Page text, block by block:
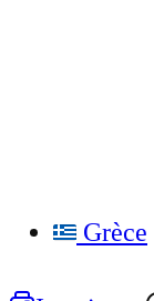
Grèce